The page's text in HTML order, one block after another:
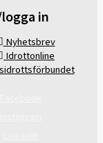
in
Nyhetsbrev
Idrottonline